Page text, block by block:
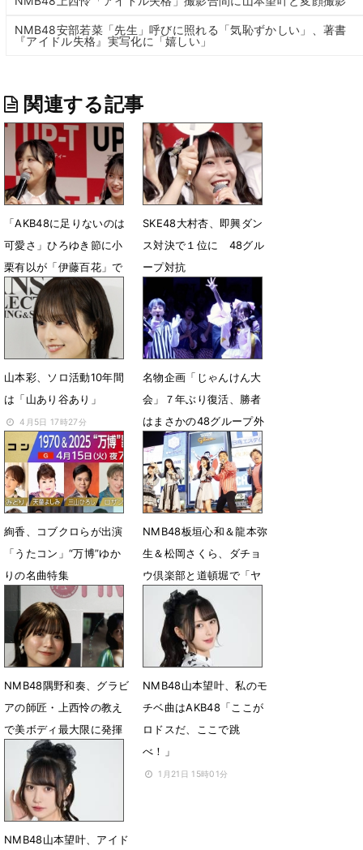
NMB48安部若菜「先生」呼びに照れる「気恥ずかしい」、著書
『アイドル失格』実写化に「嬉しい」
関連する記事
「AKB48に足りないのは
可愛さ」ひろゆき節に小
栗有以が「伊藤百花」で
対抗「います！」
4月30日 08時12分
SKE48大村杏、即興ダン
ス対決で１位に 48グル
ープ対抗
4月30日 07時59分
山本彩、ソロ活動10年間
は「山あり谷あり」
4月5日 17時27分
名物企画「じゃんけん大
会」７年ぶり復活、勝者
はまさかの48グループ外
のラフ×ラフに
4月30日 14時41分
絢香、コブクロらが出演
「うたコン」“万博”ゆか
りの名曲特集
4月8日 14時09分
NMB48板垣心和＆龍本弥
生＆松岡さくら、ダチョ
ウ倶楽部と道頓堀で「ヤ
ー！」
10月14日 13時11分
NMB48隅野和奏、グラビ
アの師匠・上西怜の教え
で美ボディ最大限に発揮
7月28日 07時42分
NMB48山本望叶、私のモ
チベ曲はAKB48「ここが
ロドスだ、ここで跳
べ！」
1月21日 15時01分
NMB48山本望叶、アイド